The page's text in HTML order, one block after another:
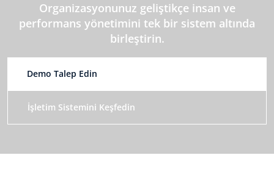
Organizasyonunuz geliştikçe insan ve
performans yönetimini tek bir sistem altında
birleştirin.
Demo Talep Edin
İşletim Sistemini Keşfedin